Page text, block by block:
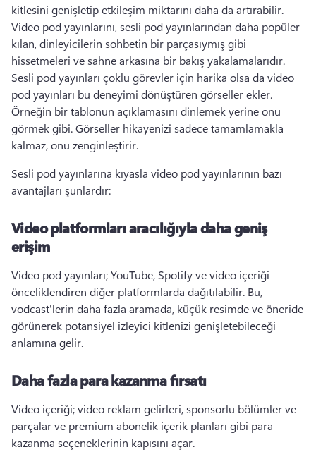
Video pod yayınlarını, sesli pod yayınlarından daha popüler
kılan, dinleyicilerin sohbetin bir parçasıymış gibi
Sesli pod yayınları çoklu görevler için harika olsa da video
pod yayınları bu deneyimi dönüştüren görseller ekler.
Örneğin bir tablonun açıklamasını dinlemek yerine onu
görmek gibi. Görseller hikayenizi sadece tamamlamakla
kalmaz, onu zenginleştirir.
Sesli pod yayınlarına kıyasla video pod yayınlarının bazı
avantajları şunlardır:
Video platformları aracılığıyla daha geniş
erişim
Video pod yayınları; YouTube, Spotify ve video içeriği
önceliklendiren diğer platformlarda dağıtılabilir. Bu,
vodcast'lerin daha fazla aramada, küçük resimde ve öneride
görünerek potansiyel izleyici kitlenizi genişletebileceği
anlamına gelir.
Daha fazla para kazanma fırsatı
Video içeriği; video reklam gelirleri, sponsorlu bölümler ve
parçalar ve premium abonelik içerik planları gibi para
kazanma seçeneklerinin kapısını açar.